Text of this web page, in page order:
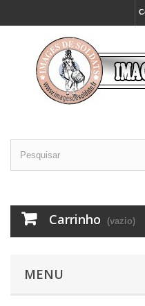
Carrinho (vazio)
MENU